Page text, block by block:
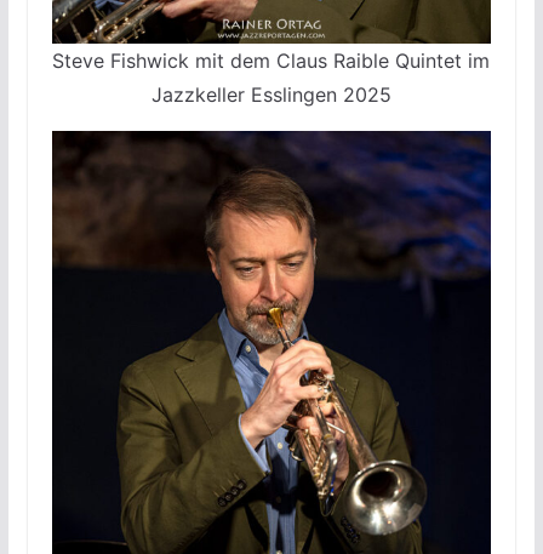
Steve Fishwick mit dem Claus Raible Quintet im
Jazzkeller Esslingen 2025